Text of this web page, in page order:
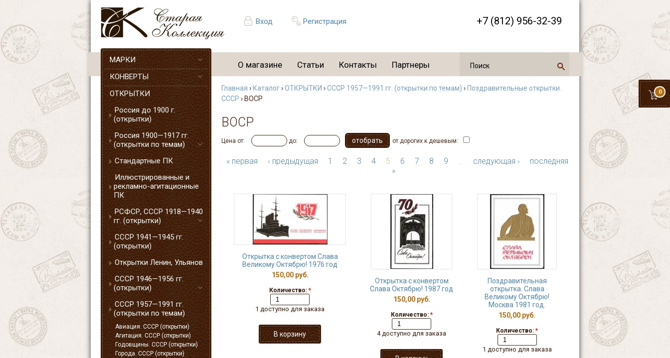
Вход Регистрация +7 (812) 956-32-39
0
О магазине Статьи Контакты Партнеры
МАРКИ
КОНВЕРТЫ
ОТКРЫТКИ
Россия до 1900 г.
(открытки)
Россия 1900—1917 гг.
(открытки по темам)
Стандартные ПК
Иллюстрированные и
рекламно-агитационные
ПК
РСФСР, СССР 1918—1940
гг. (открытки)
СССР 1941—1945 гг.
(открытки)
Открытки Ленин, Ульянов
СССР 1946—1956 гг.
(открытки)
СССР 1957—1991 гг.
(открытки по темам)
Авиация. СССР (открытки)
Агитация. СССР (открытки)
Годовщины. СССР (открытки)
Города. СССР (открытки)
Главная › Каталог›ОТКРЫТКИ ›СССР 1957—1991 гг. (открытки по темам) › Поздравительные открытки.
СССР › ВОСР
ВОСР
Цена от: до: от дорогих к дешевым:
« первая ‹ предыдущая 1 2 3 4 5 6 7 8 9 … следующая ›
последняя
»
Открытка с конвертом Слава
Великому Октябрю! 1976 год
150,00 руб.
Количество: *
1 доступно для заказа
Открытка с конвертом
Слава Октябрю! 1987 год
150,00 руб.
Количество: *
4 доступно для заказа
Поздравительная
открытка. Слава
Великому Октябрю!
Москва 1981 год.
150,00 руб.
Количество: *
1 доступно для заказа